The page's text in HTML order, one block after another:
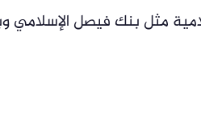
مثل بنك فيصل الإسلامي